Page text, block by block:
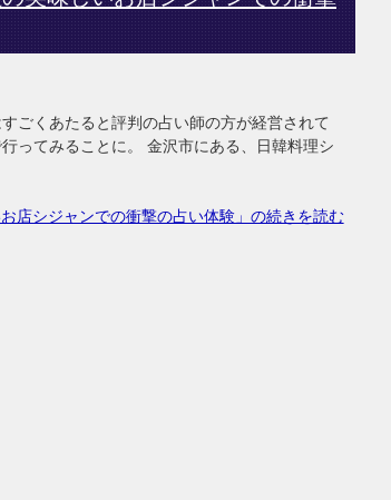
ごくあたると評判の占い師の方が経営されて
ってみることに。 金沢市にある、日韓料理シ
店シジャンでの衝撃の占い体験」の続きを読む